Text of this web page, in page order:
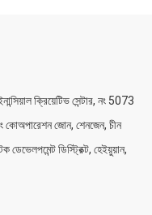
ক্রিয়েটিভ সেন্টার, নং 5073
কোঅপারেশন জোন, শেনজেন, চীন
ডেভেলপমেন্ট ডিস্ট্রিক্ট, হেইয়ুয়ান,